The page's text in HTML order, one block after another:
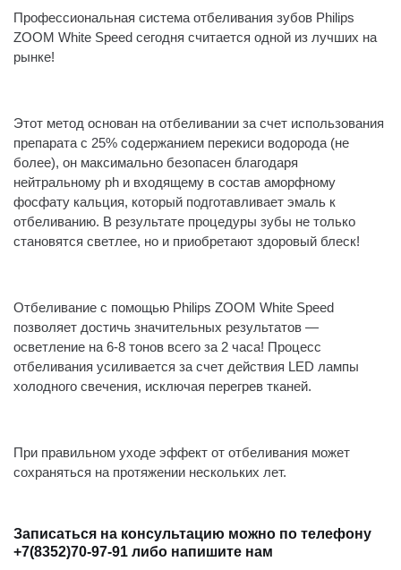
Профессиональная система отбеливания зубов Philips
ZOOM White Speed сегодня считается одной из лучших на
рынке!
Этот метод основан на отбеливании за счет использования
препарата с 25% содержанием перекиси водорода (не
более), он максимально безопасен благодаря
нейтральному ph и входящему в состав аморфному
фосфату кальция, который подготавливает эмаль к
отбеливанию. В результате процедуры зубы не только
становятся светлее, но и приобретают здоровый блеск!
Отбеливание с помощью Philips ZOOM White Speed
позволяет достичь значительных результатов —
осветление на 6-8 тонов всего за 2 часа! Процесс
отбеливания усиливается за счет действия LED лампы
холодного свечения, исключая перегрев тканей.
При правильном уходе эффект от отбеливания может
сохраняться на протяжении нескольких лет.
Записаться на консультацию можно по телефону
+7(8352)70-97-91 либо напишите нам